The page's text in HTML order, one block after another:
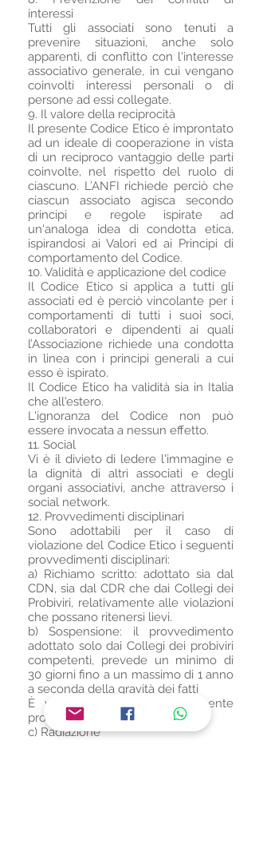
interessi
Tutti gli associati sono tenuti a
prevenire situazioni, anche solo
apparenti, di conflitto con l'interesse
associativo generale, in cui vengano
coinvolti interessi personali o di
persone ad essi collegate.
9. Il valore della reciprocità
Il presente Codice Etico è improntato
ad un ideale di cooperazione in vista
di un reciproco vantaggio delle parti
coinvolte, nel rispetto del ruolo di
ciascuno. L’ANFI richiede perciò che
ciascun associato agisca secondo
principi e regole ispirate ad
un'analoga idea di condotta etica,
ispirandosi ai Valori ed ai Principi di
comportamento del Codice.
10. Validità e applicazione del codice
Il Codice Etico si applica a tutti gli
associati ed è perciò vincolante per i
comportamenti di tutti i suoi soci,
collaboratori e dipendenti ai quali
l’Associazione richiede una condotta
in linea con i principi generali a cui
esso è ispirato.
Il Codice Etico ha validità sia in Italia
che all'estero.
L'ignoranza del Codice non può
essere invocata a nessun effetto.
11. Social
Vi è il divieto di ledere l'immagine e
la dignità di altri associati e degli
organi associativi, anche attraverso i
social network.
12. Provvedimenti disciplinari
Sono adottabili per il caso di
violazione del Codice Etico i seguenti
provvedimenti disciplinari:
a) Richiamo scritto: adottato sia dal
CDN, sia dal CDR che dai Collegi dei
Probiviri, relativamente alle violazioni
che possano ritenersi lievi.
b) Sospensione: il provvedimento
adottato solo dai Collegi dei probiviri
competenti, prevede un minimo di
30 giorni fino a un massimo di 1 anno
a seconda della gravità dei fatti
È vietata l’adozione del seguente
provvedimento disciplinare:
c) Radiazione